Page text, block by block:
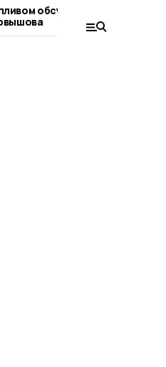
обсудят
праздничную
РТРС